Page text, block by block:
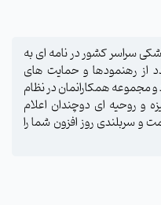
پزشکی سراسر کشور در نامه ای به
از رهنمودها و حمایت های
و مجموعه همکارانمان در نظام
و روحیه ای دوچندان اعلام
و سربلندی روز افزون شما را